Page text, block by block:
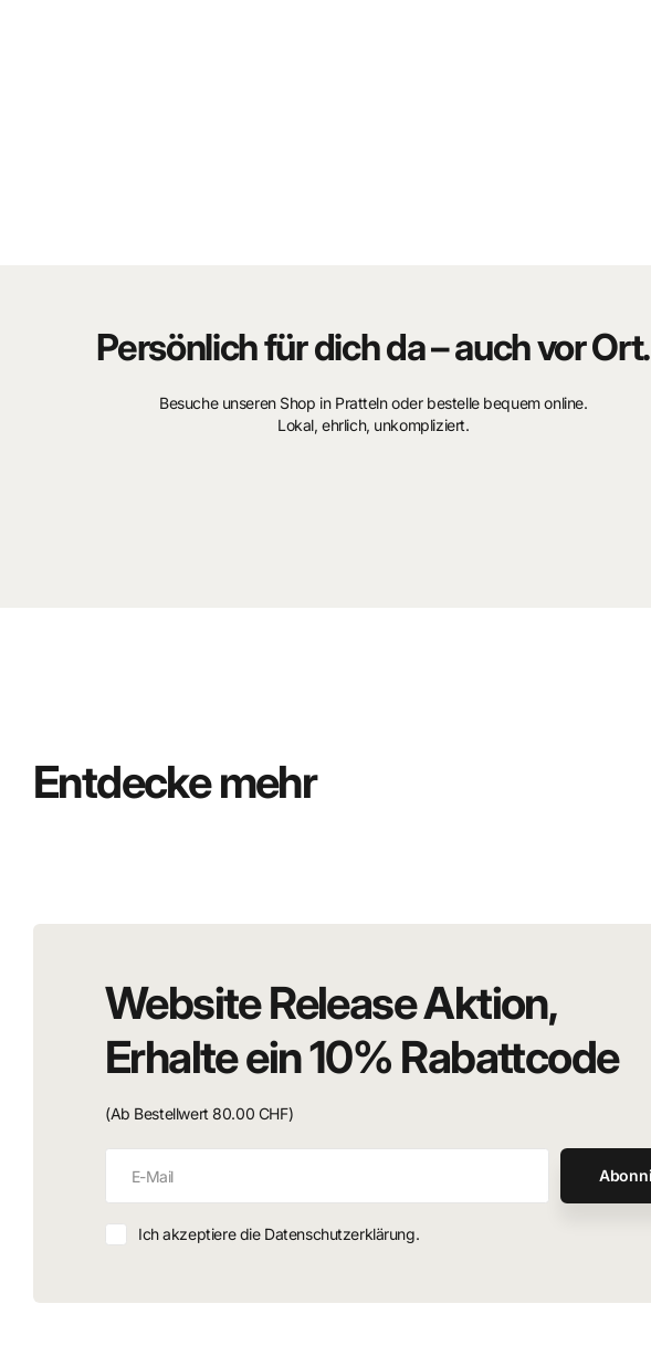
Détails du produit
Série : Michel Vaillant
sein Rennergebnis, sondern auch sein Umfeld bedrohen. Jede Strecke wird zu
Persönlich für dich da – auch vor Ort.
Besuche unseren Shop in Pratteln oder bestelle bequem online.
Lokal, ehrlich, unkompliziert.
Entdecke mehr
Website Release Aktion,
Erhalte ein 10% Rabattcode
(Ab Bestellwert 80.00 CHF)
Ich akzeptiere die Datenschutzerklärung.